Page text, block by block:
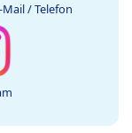
Mail / Telefon